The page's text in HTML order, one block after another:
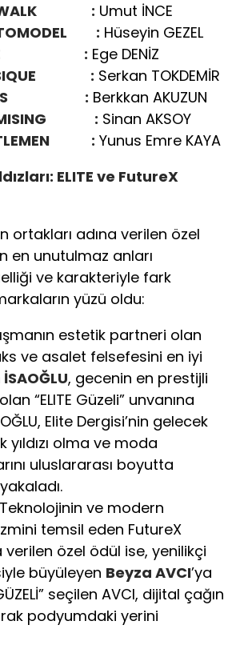
: Umut İNCE
: Hüseyin GEZEL
FACE : Ege DENİZ
: Serkan TOKDEMİR
PRESS : Berkkan AKUZUN
: Sinan AKSOY
: Yunus Emre KAYA
ELITE ve FutureX
ortakları adına verilen özel
en unutulmaz anları
ve karakteriyle fark
yüzü oldu:
estetik partneri olan
ve asalet felsefesini en iyi
, gecenin en prestijli
“ELITE Güzeli” unvanına
Elite Dergisi’nin gelecek
yıldızı olma ve moda
uluslararası boyutta
ve modern
temsil eden FutureX
verilen özel ödül ise, yenilikçi
büyüleyen Beyza AVCI’ya
seçilen AVCI, dijital çağın
podyumdaki yerini